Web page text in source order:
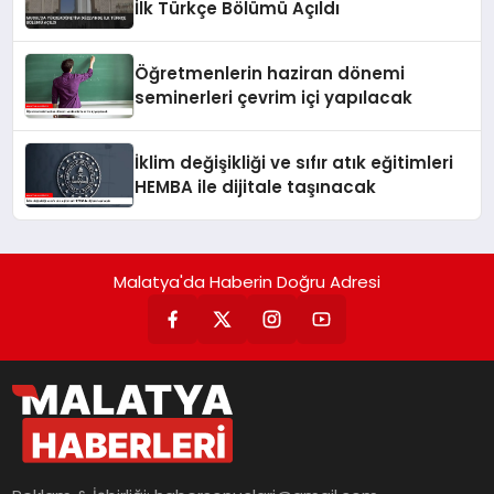
İlk Türkçe Bölümü Açıldı
Öğretmenlerin haziran dönemi
seminerleri çevrim içi yapılacak
İklim değişikliği ve sıfır atık eğitimleri
HEMBA ile dijitale taşınacak
Malatya'da Haberin Doğru Adresi